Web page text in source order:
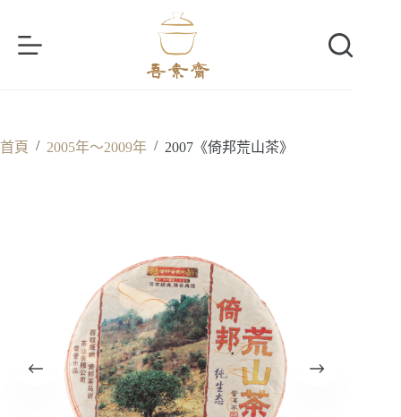
首頁 / 2005年～2009年 / 2007《倚邦荒山茶》